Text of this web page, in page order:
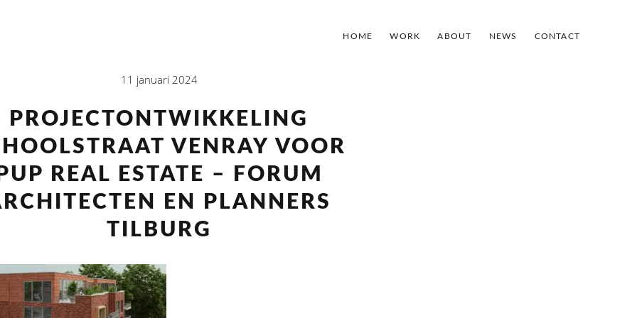
HOME WORK ABOUT NEWS CONTACT
11 januari 2024
PROJECTONTWIKKELING
VENRAY VOOR
REAL ESTATE – FORUM
EN PLANNERS
TILBURG